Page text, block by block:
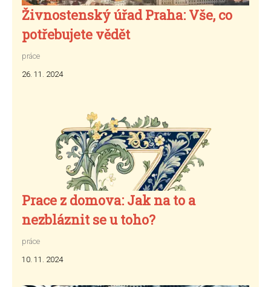
Živnostenský úřad Praha: Vše, co
potřebujete vědět
práce
26. 11. 2024
Prace z domova: Jak na to a
nezbláznit se u toho?
práce
10. 11. 2024